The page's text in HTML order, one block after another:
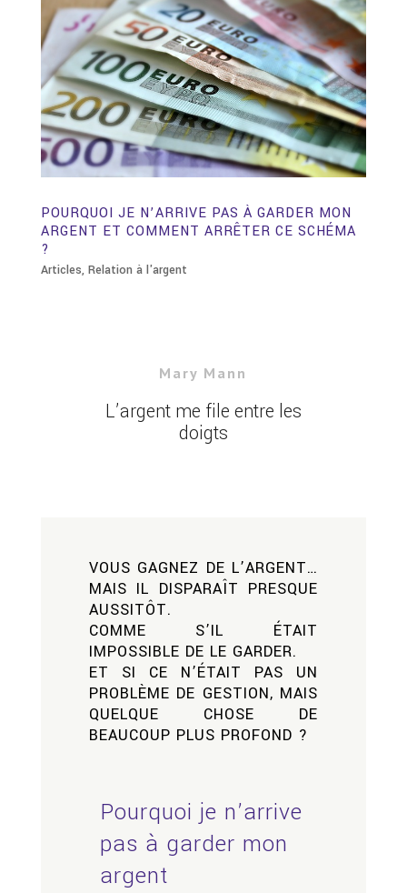
POURQUOI JE N’ARRIVE PAS À GARDER MON
ARGENT ET COMMENT ARRÊTER CE SCHÉMA
?
Articles, Relation à l'argent
Mary Mann
L’argent me file entre les
doigts
VOUS GAGNEZ DE L’ARGENT…
MAIS IL DISPARAÎT PRESQUE
AUSSITÔT.
COMME S’IL ÉTAIT
IMPOSSIBLE DE LE GARDER.
ET SI CE N’ÉTAIT PAS UN
PROBLÈME DE GESTION, MAIS
QUELQUE CHOSE DE
BEAUCOUP PLUS PROFOND ?
Pourquoi je n’arrive
pas à garder mon
argent